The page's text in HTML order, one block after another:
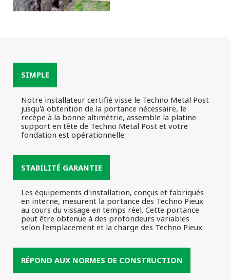
SIMPLE
Notre installateur certifié visse le Techno Metal Post
jusqu'à obtention de la portance nécessaire, le
recèpe à la bonne altimétrie, assemble la platine
support en tête de Techno Metal Post et votre
fondation est opérationnelle.
STABILITÉ GARANTIE
Les équipements d'installation, conçus et fabriqués
en interne, mesurent la portance des Techno Pieux
au cours du vissage en temps réel. Cette portance
peut être obtenue à des profondeurs variables
selon l'emplacement et la charge des Techno Pieux.
RÉPOND AUX NORMES DE CONSTRUCTION